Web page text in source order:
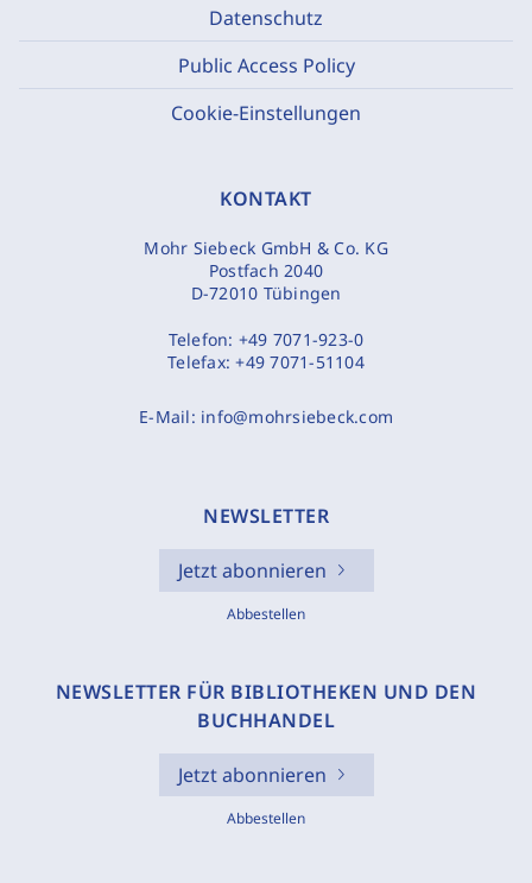
Datenschutz
Public Access Policy
Cookie-Einstellungen
KONTAKT
Mohr Siebeck GmbH & Co. KG
Postfach 2040
D-72010 Tübingen
Telefon: +49 7071-923-0
Telefax:+49 7071-51104
E-Mail: info@mohrsiebeck.com
NEWSLETTER
Jetzt abonnieren
Abbestellen
NEWSLETTER FÜR BIBLIOTHEKEN UND DEN
BUCHHANDEL
Jetzt abonnieren
Abbestellen